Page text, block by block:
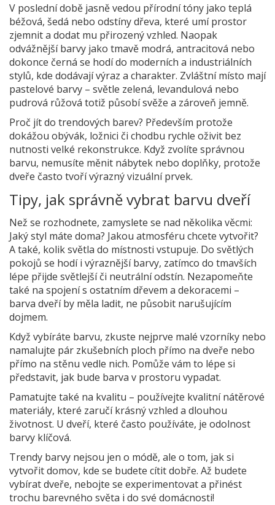
V poslední době jasně vedou přírodní tóny jako teplá
béžová, šedá nebo odstíny dřeva, které umí prostor
zjemnit a dodat mu přirozený vzhled. Naopak
odvážnější barvy jako tmavě modrá, antracitová nebo
dokonce černá se hodí do moderních a industriálních
stylů, kde dodávají výraz a charakter. Zvláštní místo mají
pastelové barvy – světle zelená, levandulová nebo
pudrová růžová totiž působí svěže a zároveň jemně.
Proč jít do trendových barev? Především protože
dokážou obývák, ložnici či chodbu rychle oživit bez
nutnosti velké rekonstrukce. Když zvolíte správnou
barvu, nemusíte měnit nábytek nebo doplňky, protože
dveře často tvoří výrazný vizuální prvek.
Tipy, jak správně vybrat barvu dveří
Než se rozhodnete, zamyslete se nad několika věcmi:
Jaký styl máte doma? Jakou atmosféru chcete vytvořit?
A také, kolik světla do místnosti vstupuje. Do světlých
pokojů se hodí i výraznější barvy, zatímco do tmavších
lépe přijde světlejší či neutrální odstín. Nezapomeňte
také na spojení s ostatním dřevem a dekoracemi –
barva dveří by měla ladit, ne působit narušujícím
dojmem.
Když vybíráte barvu, zkuste nejprve malé vzorníky nebo
namalujte pár zkušebních ploch přímo na dveře nebo
přímo na stěnu vedle nich. Pomůže vám to lépe si
představit, jak bude barva v prostoru vypadat.
Pamatujte také na kvalitu – používejte kvalitní nátěrové
materiály, které zaručí krásný vzhled a dlouhou
životnost. U dveří, které často používáte, je odolnost
barvy klíčová.
Trendy barvy nejsou jen o módě, ale o tom, jak si
vytvořit domov, kde se budete cítit dobře. Až budete
vybírat dveře, nebojte se experimentovat a přinést
trochu barevného světa i do své domácnosti!